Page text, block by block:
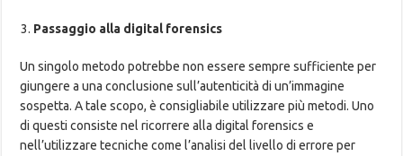
Passaggio alla digital forensics
Un singolo metodo potrebbe non essere sempre sufficiente per
giungere a una conclusione sull’autenticità di un’immagine
sospetta. A tale scopo, è consigliabile utilizzare più metodi. Uno
di questi consiste nel ricorrere alla digital forensics e
nell’utilizzare tecniche come l’analisi del livello di errore per